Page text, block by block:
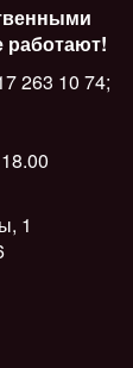
работают!
263 10 74;
1